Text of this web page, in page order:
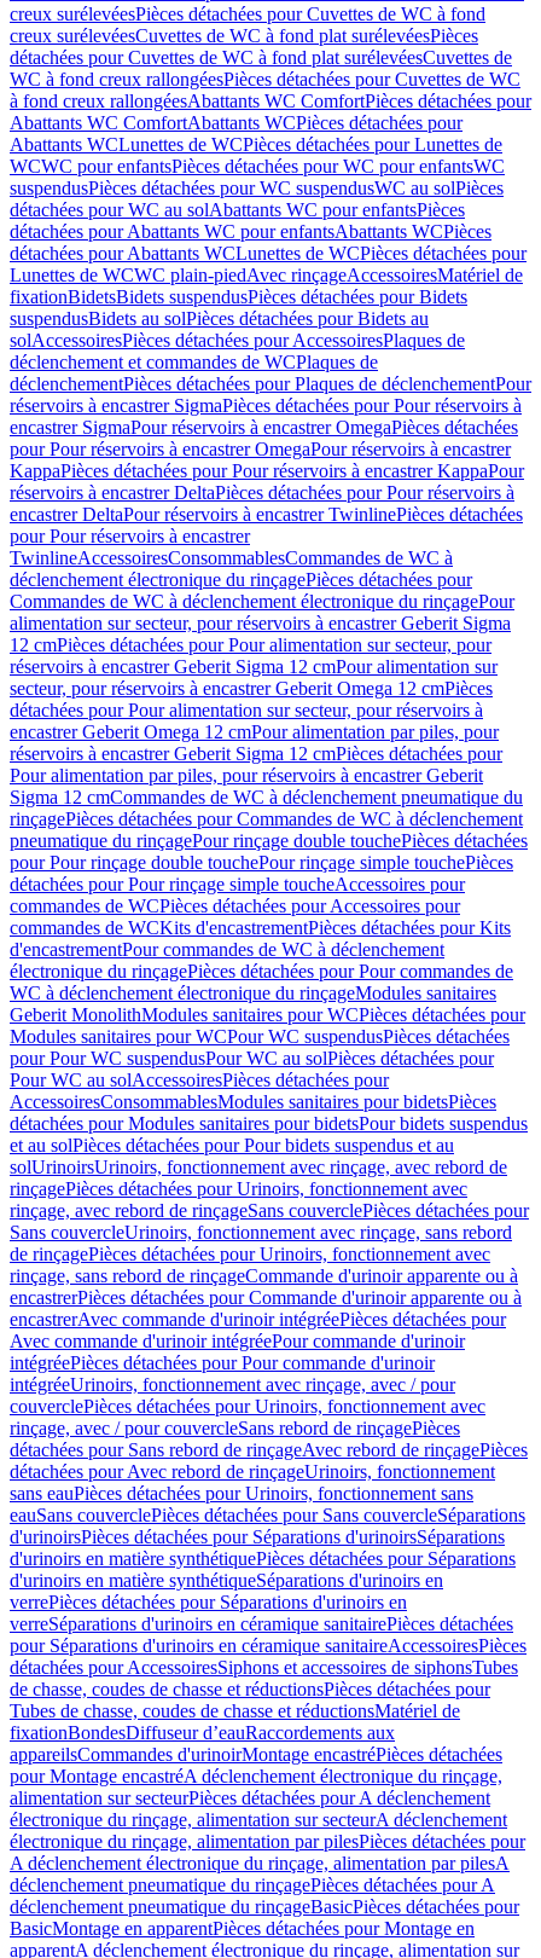
creux surélevéesPièces détachées pour Cuvettes de WC à fond
creux surélevéesCuvettes de WC à fond plat surélevéesPièces
détachées pour Cuvettes de WC à fond plat surélevéesCuvettes de
WC à fond creux rallongéesPièces détachées pour Cuvettes de WC
à fond creux rallongéesAbattants WC ComfortPièces détachées pour
Abattants WC ComfortAbattants WCPièces détachées pour
Abattants WCLunettes de WCPièces détachées pour Lunettes de
WCWC pour enfantsPièces détachées pour WC pour enfantsWC
suspendusPièces détachées pour WC suspendusWC au solPièces
détachées pour WC au solAbattants WC pour enfantsPièces
détachées pour Abattants WC pour enfantsAbattants WCPièces
détachées pour Abattants WCLunettes de WCPièces détachées pour
Lunettes de WCWC plain-piedAvec rinçageAccessoiresMatériel de
fixationBidetsBidets suspendusPièces détachées pour Bidets
suspendusBidets au solPièces détachées pour Bidets au
solAccessoiresPièces détachées pour AccessoiresPlaques de
déclenchement et commandes de WCPlaques de
déclenchementPièces détachées pour Plaques de déclenchementPour
réservoirs à encastrer SigmaPièces détachées pour Pour réservoirs à
encastrer SigmaPour réservoirs à encastrer OmegaPièces détachées
pour Pour réservoirs à encastrer OmegaPour réservoirs à encastrer
KappaPièces détachées pour Pour réservoirs à encastrer KappaPour
réservoirs à encastrer DeltaPièces détachées pour Pour réservoirs à
encastrer DeltaPour réservoirs à encastrer TwinlinePièces détachées
pour Pour réservoirs à encastrer
TwinlineAccessoiresConsommablesCommandes de WC à
déclenchement électronique du rinçagePièces détachées pour
Commandes de WC à déclenchement électronique du rinçagePour
alimentation sur secteur, pour réservoirs à encastrer Geberit Sigma
12 cmPièces détachées pour Pour alimentation sur secteur, pour
réservoirs à encastrer Geberit Sigma 12 cmPour alimentation sur
secteur, pour réservoirs à encastrer Geberit Omega 12 cmPièces
détachées pour Pour alimentation sur secteur, pour réservoirs à
encastrer Geberit Omega 12 cmPour alimentation par piles, pour
réservoirs à encastrer Geberit Sigma 12 cmPièces détachées pour
Pour alimentation par piles, pour réservoirs à encastrer Geberit
Sigma 12 cmCommandes de WC à déclenchement pneumatique du
rinçagePièces détachées pour Commandes de WC à déclenchement
pneumatique du rinçagePour rinçage double touchePièces détachées
pour Pour rinçage double touchePour rinçage simple touchePièces
détachées pour Pour rinçage simple toucheAccessoires pour
commandes de WCPièces détachées pour Accessoires pour
commandes de WCKits d'encastrementPièces détachées pour Kits
d'encastrementPour commandes de WC à déclenchement
électronique du rinçagePièces détachées pour Pour commandes de
WC à déclenchement électronique du rinçageModules sanitaires
Geberit MonolithModules sanitaires pour WCPièces détachées pour
Modules sanitaires pour WCPour WC suspendusPièces détachées
pour Pour WC suspendusPour WC au solPièces détachées pour
Pour WC au solAccessoiresPièces détachées pour
AccessoiresConsommablesModules sanitaires pour bidetsPièces
détachées pour Modules sanitaires pour bidetsPour bidets suspendus
et au solPièces détachées pour Pour bidets suspendus et au
solUrinoirsUrinoirs, fonctionnement avec rinçage, avec rebord de
rinçagePièces détachées pour Urinoirs, fonctionnement avec
rinçage, avec rebord de rinçageSans couverclePièces détachées pour
Sans couvercleUrinoirs, fonctionnement avec rinçage, sans rebord
de rinçagePièces détachées pour Urinoirs, fonctionnement avec
rinçage, sans rebord de rinçageCommande d'urinoir apparente ou à
encastrerPièces détachées pour Commande d'urinoir apparente ou à
encastrerAvec commande d'urinoir intégréePièces détachées pour
Avec commande d'urinoir intégréePour commande d'urinoir
intégréePièces détachées pour Pour commande d'urinoir
intégréeUrinoirs, fonctionnement avec rinçage, avec / pour
couverclePièces détachées pour Urinoirs, fonctionnement avec
rinçage, avec / pour couvercleSans rebord de rinçagePièces
détachées pour Sans rebord de rinçageAvec rebord de rinçagePièces
détachées pour Avec rebord de rinçageUrinoirs, fonctionnement
sans eauPièces détachées pour Urinoirs, fonctionnement sans
eauSans couverclePièces détachées pour Sans couvercleSéparations
d'urinoirsPièces détachées pour Séparations d'urinoirsSéparations
d'urinoirs en matière synthétiquePièces détachées pour Séparations
d'urinoirs en matière synthétiqueSéparations d'urinoirs en
verrePièces détachées pour Séparations d'urinoirs en
verreSéparations d'urinoirs en céramique sanitairePièces détachées
pour Séparations d'urinoirs en céramique sanitaireAccessoiresPièces
détachées pour AccessoiresSiphons et accessoires de siphonsTubes
de chasse, coudes de chasse et réductionsPièces détachées pour
Tubes de chasse, coudes de chasse et réductionsMatériel de
fixationBondesDiffuseur d’eauRaccordements aux
appareilsCommandes d'urinoirMontage encastréPièces détachées
pour Montage encastréA déclenchement électronique du rinçage,
alimentation sur secteurPièces détachées pour A déclenchement
électronique du rinçage, alimentation sur secteurA déclenchement
électronique du rinçage, alimentation par pilesPièces détachées pour
A déclenchement électronique du rinçage, alimentation par pilesA
déclenchement pneumatique du rinçagePièces détachées pour A
déclenchement pneumatique du rinçageBasicPièces détachées pour
BasicMontage en apparentPièces détachées pour Montage en
apparentA déclenchement électronique du rinçage, alimentation sur